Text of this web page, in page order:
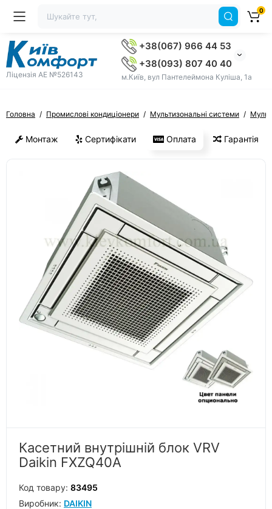
Ліцензія AE №526143
+38(067) 966 44 53
+38(093) 807 40 40
м.Київ, вул Пантелеймона Куліша, 1а
0
Головна Промислові кондиціонери Мультизональні системи
Монтаж Сертифікати Оплата Гарантія
Касетний внутрішній блок VRV
Daikin FXZQ40A
Код товару: 83495
Виробник: DAIKIN